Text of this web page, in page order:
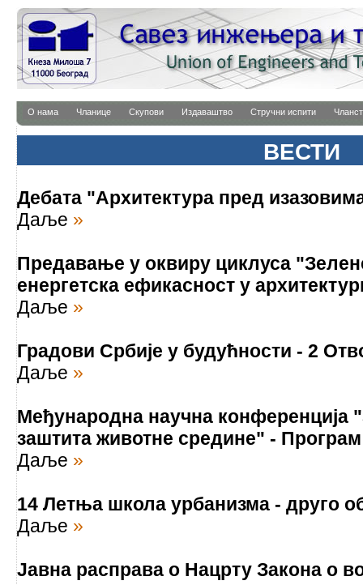
О нама Чланице Скупови Издаваштво Стручни испити
ВЕСТИ
Дебата "Архитектура пред
Даље »
Предавање у оквиру циклуса
енергетска ефикасност у
Даље »
Градови Србије у будућности - 2
Даље »
Међународна научна конференција
заштита животне средине" - Програм
Даље »
14 Летња школа урбанизма - друго
Даље »
Јавна расправа о Нацрту Закона о